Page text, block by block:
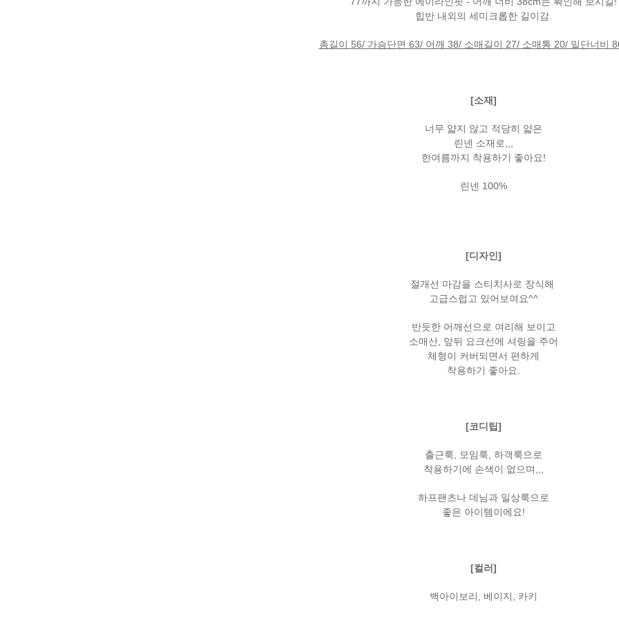
힙반 내외의 세미크롭한 길이감.
총길이 56/ 가슴단면 63/ 어깨 38/ 소매길이 27/ 소매통 20/ 밑단너비
[소재]
너무 얇지 않고 적당히 얇은
린넨 소재로,,,
한여름까지 착용하기 좋아요!
린넨 100%
[디자인]
절개선 마감을 스티치사로 장식해
고급스럽고 있어보여요^^
반듯한 어깨선으로 여리해 보이고
소매산, 앞뒤 요크선에 셔링을 주어
체형이 커버되면서 편하게
착용하기 좋아요.
[코디팁]
출근룩, 모임룩, 하객룩으로
착용하기에 손색이 없으며,,,
하프팬츠나 데님과 일상룩으로
좋은 아이템이에요!
[컬러]
백아이보리, 베이지, 카키